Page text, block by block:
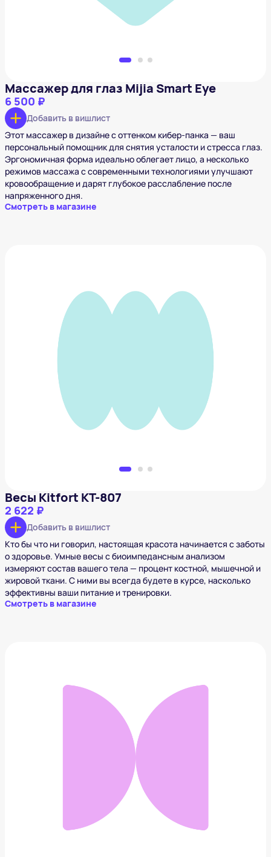
Массажер для глаз Mijia Smart Eye
6 500 ₽
Добавить в вишлист
Этот массажер в дизайне с оттенком кибер-панка — ваш
персональный помощник для снятия усталости и стресса глаз.
Эргономичная форма идеально облегает лицо, а несколько
режимов массажа с современными технологиями улучшают
кровообращение и дарят глубокое расслабление после
напряженного дня.
Смотреть в магазине
Весы Kitfort КТ-807
2 622 ₽
Добавить в вишлист
Кто бы что ни говорил, настоящая красота начинается с заботы
о здоровье. Умные весы с биоимпедансным анализом
измеряют состав вашего тела — процент костной, мышечной и
жировой ткани. С ними вы всегда будете в курсе, насколько
эффективны ваши питание и тренировки.
Смотреть в магазине
Диспенсер для жидкого мыла Zhiya Soap
Dispenser
1 473 ₽
Добавить в вишлист